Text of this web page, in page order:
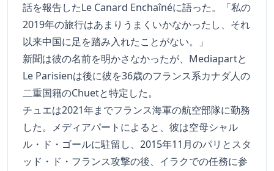
話を報告したLe Canard Enchaînéに語った。「私の
2019年の旅行はあまりうまくいかなかったし、それ
以来中国に足を踏み入れたことがない。」
新聞は彼の名前を明かさなかったが、Mediapartと
Le Parisienは後に彼を36歳のフランス系カナダ人の
二重国籍のChuetと特定した。
チュエは2021年までフランス海軍の航空部隊に勤務
した。メディアパートによると、彼は空母シャル
ル・ド・ゴールに駐留し、2015年11月のパリとスタ
ッド・ド・フランス攻撃の後、イラクでの任務に参